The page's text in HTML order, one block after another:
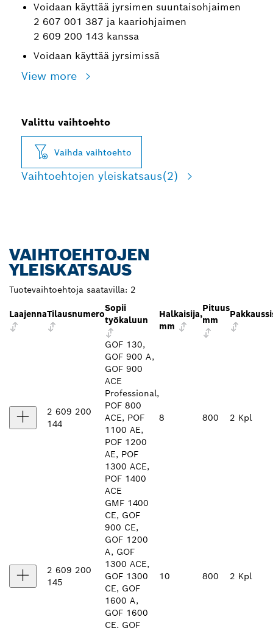
Voidaan käyttää jyrsimen suuntaisohjaimen
2 607 001 387 ja kaariohjaimen
2 609 200 143 kanssa
Voidaan käyttää jyrsimissä
View more
Valittu vaihtoehto
Vaihda vaihtoehto
Vaihtoehtojen yleiskatsaus(2)
VAIHTOEHTOJEN
YLEISKATSAUS
Tuotevaihtoehtoja saatavilla: 2
LaajennaTilausnumero
Sopii
työkaluun
Halkaisija,
mm
Pituus
mm
2 609 200
144
GOF 130,
GOF 900 A,
GOF 900
ACE
Professional,
POF 800
ACE, POF
1100 AE,
POF 1200
AE, POF
1300 ACE,
POF 1400
ACE
8 800 2 Kpl
2 609 200
145
GMF 1400
CE, GOF
900 CE,
GOF 1200
A, GOF
1300 ACE,
GOF 1300
CE, GOF
1600 A,
GOF 1600
CE, GOF
10 800 2 Kpl